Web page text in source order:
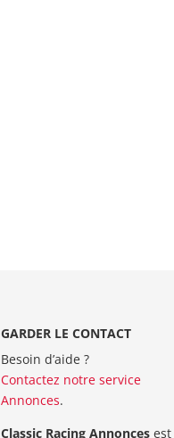
GARDER LE CONTACT
Besoin d’aide ?
Contactez notre service
Annonces.
Classic Racing Annoncesest